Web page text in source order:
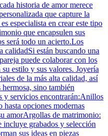
historia de amor merece
que capture la
especialista en crear este tipo
que encapsulen sus
será todo un acierto.Los
están buscando una
puede colaborar con los
estilo y sus valores. Joyería
de la más alta calidad, así
sino también
y servicios encontrarán:Anillos
hasta opciones modernas
amorArgollas de matrimonio:
incluye grabados y selección
sus ideas en piezas